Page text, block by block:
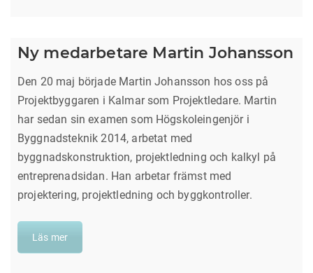
Ny medarbetare Martin Johansson
Den 20 maj började Martin Johansson hos oss på
Projektbyggaren i Kalmar som Projektledare. Martin
har sedan sin examen som Högskoleingenjör i
Byggnadsteknik 2014, arbetat med
byggnadskonstruktion, projektledning och kalkyl på
entreprenadsidan. Han arbetar främst med
projektering, projektledning och byggkontroller.
Läs mer